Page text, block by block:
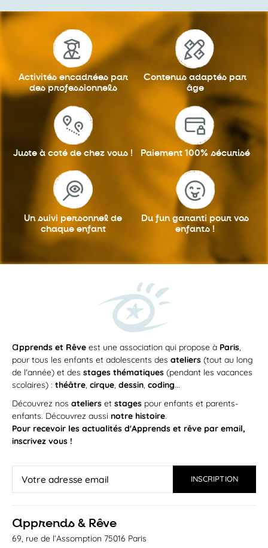
Activités encadrées par
des professionnels
Contenus adaptés par
âge
Juste à coté de chez vous ! Paiement 100% sécurisé
Un suivi personnel de
chaque enfant
Du fun garanti pour vos
enfants !
apprends et Rêve est une association qui propose à Paris,
pour tous les enfants et adolescents des ateliers (tout au long
de l'année) et des stages thématiques (pendant les vacances
scolaires) : théâtre, cirque, dessin, coding...
Découvrez nos ateliers et stages pour enfants et parents-
enfants. Découvrez aussi notre histoire.
Pour recevoir les actualités d'Apprends et rêve par email,
inscrivez vous !
apprends & Rêve
69, rue de l’Assomption 75016 Paris